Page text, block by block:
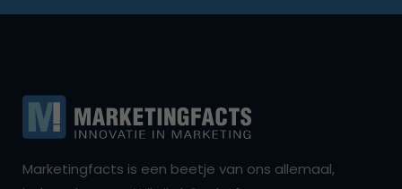
Marketingfacts is een beetje van ons allemaal,